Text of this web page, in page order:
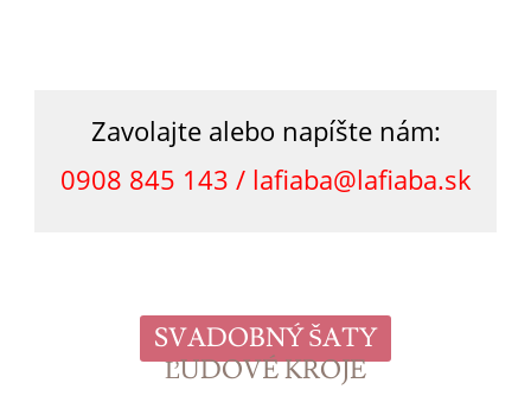
Zavolajte alebo napíšte nám:
0908 845 143 / lafiaba@lafiaba.sk
SVADOBNÝ ŠATY
ĽUDOVÉ KROJE